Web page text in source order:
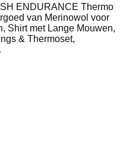
ENDURANCE Thermo
van Merinowol voor
Shirt met Lange Mouwen,
& Thermoset,